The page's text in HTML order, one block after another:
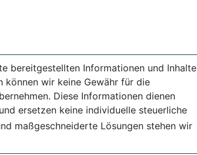
bereitgestellten Informationen und Inhalte
wir keine Gewähr für die
Diese Informationen dienen
ersetzen keine individuelle steuerliche
maßgeschneiderte Lösungen stehen wir